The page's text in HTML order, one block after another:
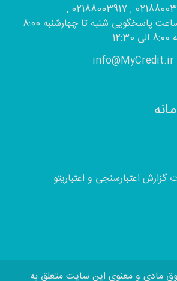
شماره تماس : 02188003916 , 02188003917 ,
02188003918 - ساعت پاسخگویی شنبه تا چهارشنبه 8:00
اعتبارسنجی و اعتباریتو